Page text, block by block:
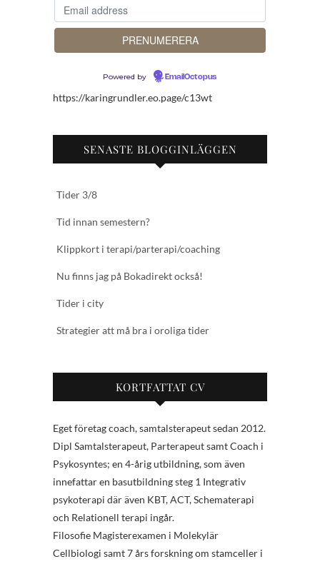
Powered by EmailOctopus
https://karingrundler.eo.page/c13wt
SENASTE BLOGGINLÄGGEN
Tider 3/8
Tid innan semestern?
Klippkort i terapi/parterapi/coaching
Nu finns jag på Bokadirekt också!
Tider i city
Strategier att må bra i oroliga tider
KORTFATTAT CV
Eget företag coach, samtalsterapeut sedan 2012.
Dipl Samtalsterapeut, Parterapeut samt Coach i
Psykosyntes; en 4-årig utbildning, som även
innefattar en basutbildning steg 1 Integrativ
psykoterapi där även KBT, ACT, Schematerapi
och Relationell terapi ingår.
Filosofie Magisterexamen i Molekylär
Cellbiologi samt 7 års forskning om stamceller i